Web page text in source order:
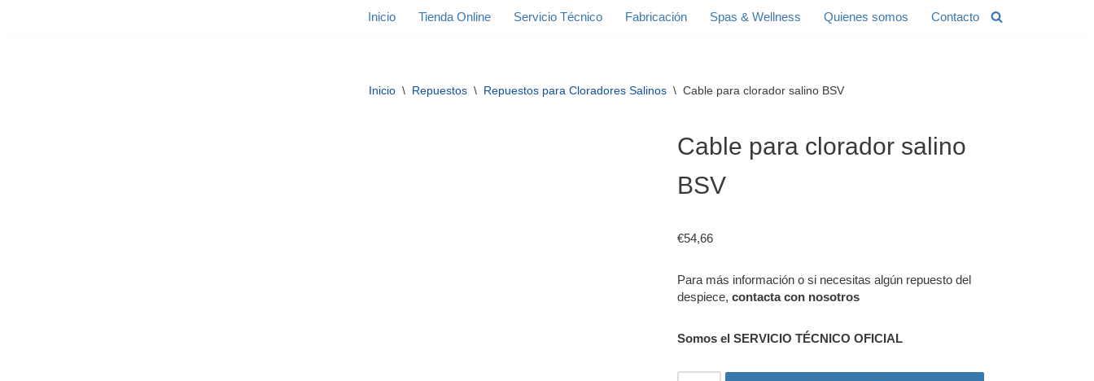
Inicio Tienda Online Servicio Técnico Fabricación Spas & Wellness Quienes somos Contacto
Inicio \ Repuestos \ Repuestos para Cloradores Salinos \ Cable para clorador salino BSV
Cable para clorador salino
BSV
€54,66
Para más información o si necesitas algún repuesto del
despiece, contacta con nosotros
Somos el SERVICIO TÉCNICO OFICIAL